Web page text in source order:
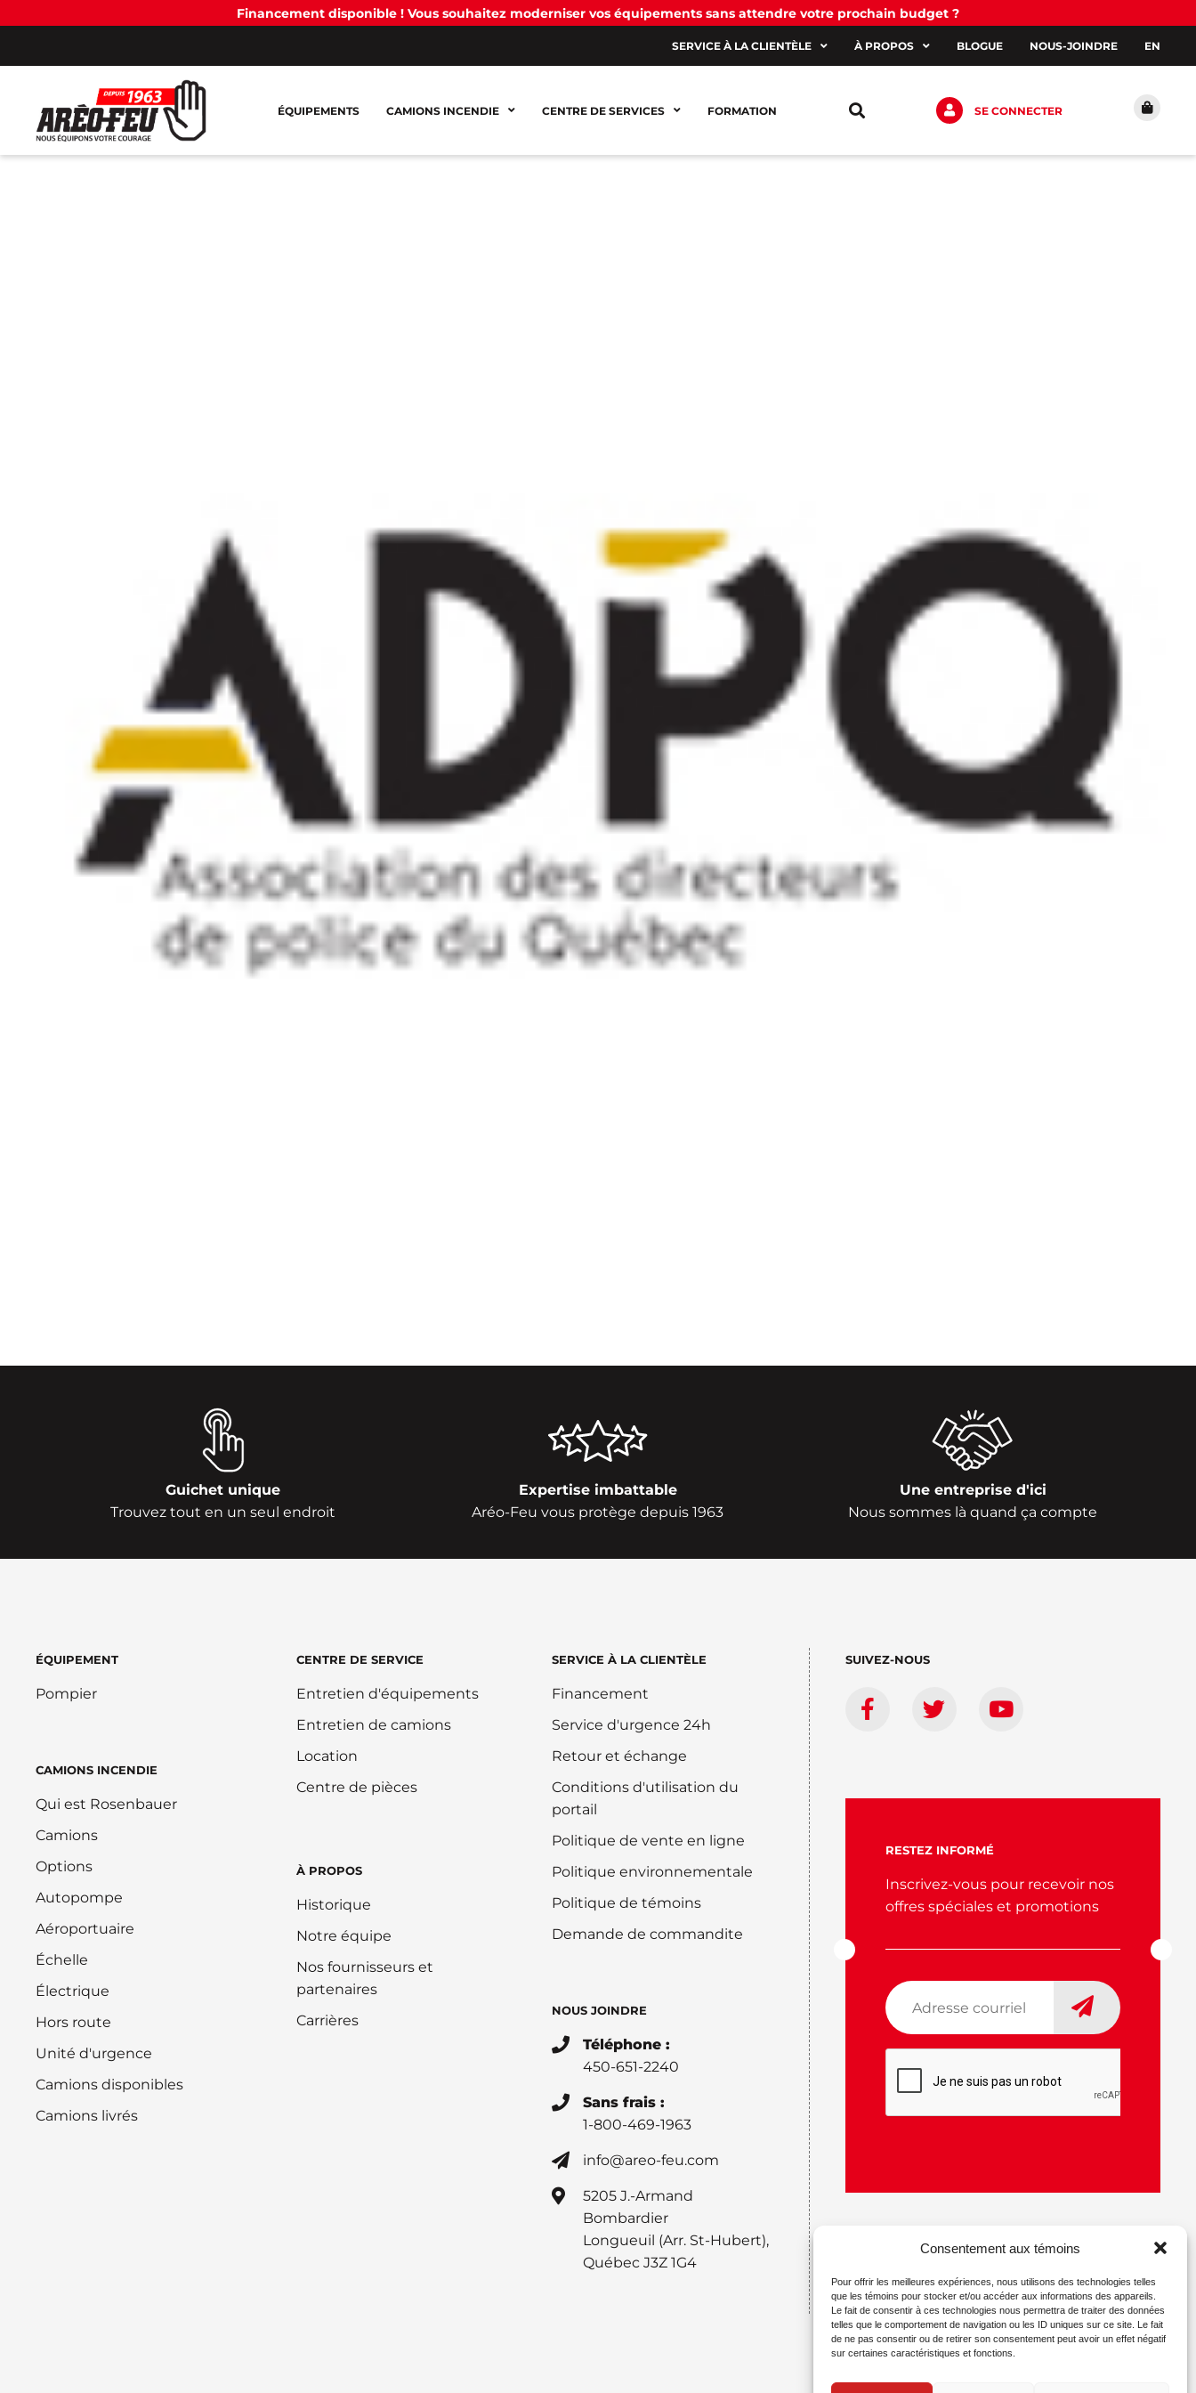
Consentement aux témoins
Pour offrir les meilleures expériences, nous utilisons des technologies telles
que les témoins pour stocker et/ou accéder aux informations des appareils.
Le fait de consentir à ces technologies nous permettra de traiter des données
telles que le comportement de navigation ou les ID uniques sur ce site. Le fait
de ne pas consentir ou de retirer son consentement peut avoir un effet négatif
sur certaines caractéristiques et fonctions.
Financement disponible ! Vous souhaitez moderniser vos équipements sans attendre votre prochain budget ?
SERVICE À LA CLIENTÈLE À PROPOS BLOGUE NOUS-JOINDRE EN
ÉQUIPEMENTS CAMIONS INCENDIE CENTRE DE SERVICES FORMATION SE CONNECTER
Guichet unique
Trouvez tout en un seul endroit
Expertise imbattable
Aréo-Feu vous protège depuis 1963
Une entreprise d'ici
Nous sommes là quand ça compte
ÉQUIPEMENT
Pompier
CAMIONS INCENDIE
Qui est Rosenbauer
Camions
Options
Autopompe
Aéroportuaire
Échelle
Électrique
Hors route
Unité d'urgence
Camions disponibles
Camions livrés
CENTRE DE SERVICE
Entretien d'équipements
Entretien de camions
Location
Centre de pièces
À PROPOS
Historique
Notre équipe
Nos fournisseurs et
partenaires
Carrières
SERVICE À LA CLIENTÈLE
Financement
Service d'urgence 24h
Retour et échange
Conditions d'utilisation du
portail
Politique de vente en ligne
Politique environnementale
Politique de témoins
Demande de commandite
NOUS JOINDRE
Téléphone :
450-651-2240
Sans frais :
1-800-469-1963
info@areo-feu.com
5205 J.-Armand
Bombardier
Longueuil (Arr. St-Hubert),
Québec J3Z 1G4
SUIVEZ-NOUS
RESTEZ INFORMÉ
Inscrivez-vous pour recevoir nos
offres spéciales et promotions
Adresse
courriel